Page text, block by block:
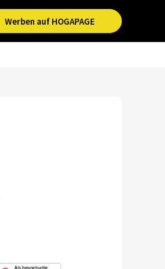
Werben auf HOGAPAGE